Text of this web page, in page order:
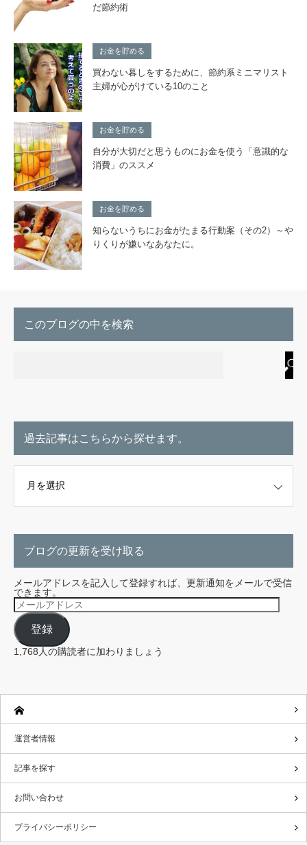
だ節約術
お金を貯める
買わない暮しをするために、節約系ミニマリスト
主婦が心がけている10のこと
お金を貯める
自分が大切だと思うものにお金を使う「意識的な
消費」のススメ
お金を貯める
知らないうちにお金がたまる行動案（その2）～や
りくりが嫌いなあなたに。
このブログの中を検索
過去記事はこちらから探せます。
ブログの更新を受け取る
メールアドレスを記入して登録すれば、更新通知をメールで受信
できます。
メ
ー
ル
ア
ド
レ
ス
登録
1,768人の購読者に加わりましょう
運営者情報
記事を探す
お問い合わせ
プライバシーポリシー